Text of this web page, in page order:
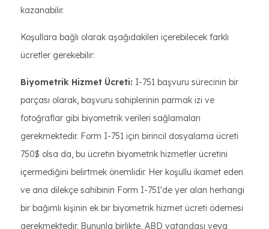
kazanabilir.
Koşullara bağlı olarak aşağıdakileri içerebilecek farklı
ücretler gerekebilir:
Biyometrik Hizmet Ücreti: I-751 başvuru sürecinin bir
parçası olarak, başvuru sahiplerinin parmak izi ve
fotoğraflar gibi biyometrik verileri sağlamaları
gerekmektedir. Form I-751 için birincil dosyalama ücreti
750$ olsa da, bu ücretin biyometrik hizmetler ücretini
içermediğini belirtmek önemlidir. Her koşullu ikamet eden
ve ana dilekçe sahibinin Form I-751'de yer alan herhangi
bir bağımlı kişinin ek bir biyometrik hizmet ücreti ödemesi
gerekmektedir. Bununla birlikte, ABD vatandaşı veya